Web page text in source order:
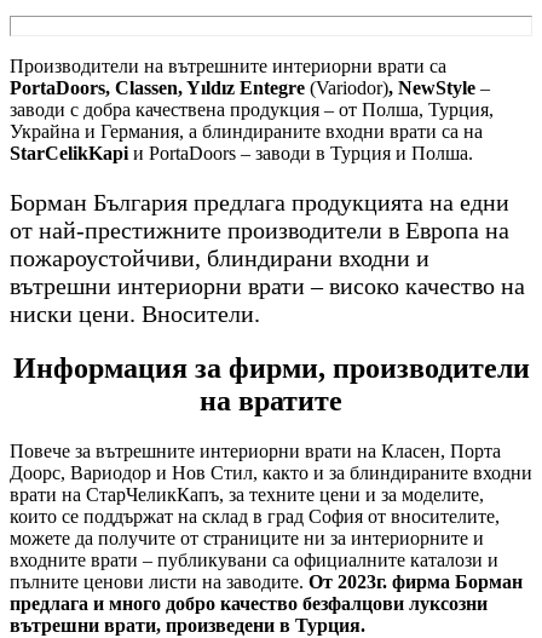
Производители на вътрешните интериорни врати са
PortaDoors, Classen, Yıldız Entegre (Variodor), NewStyle –
заводи с добра качествена продукция – от Полша, Турция,
Украйна и Германия, а блиндираните входни врати са на
StarCelikKapi и PortaDoors – заводи в Турция и Полша.
Борман България предлага продукцията на едни
от най-престижните производители в Европа на
пожароустойчиви, блиндирани входни и
вътрешни интериорни врати – високо качество на
ниски цени. Вносители.
Информация за фирми, производители
на вратите
Повече за вътрешните интериорни врати на Класен, Порта
Доорс, Вариодор и Нов Стил, както и за блиндираните входни
врати на СтарЧеликКапъ, за техните цени и за моделите,
които се поддържат на склад в град София от вносителите,
можете да получите от страниците ни за интериорните и
входните врати – публикувани са официалните каталози и
пълните ценови листи на заводите. От 2023г. фирма Борман
предлага и много добро качество безфалцови луксозни
вътрешни врати, произведени в Турция.